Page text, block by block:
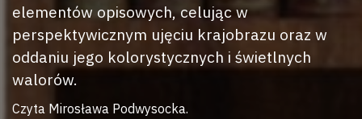
elementów opisowych, celując w
perspektywicznym ujęciu krajobrazu oraz w
oddaniu jego kolorystycznych i świetlnych
walorów.
Czyta Mirosława Podwysocka.